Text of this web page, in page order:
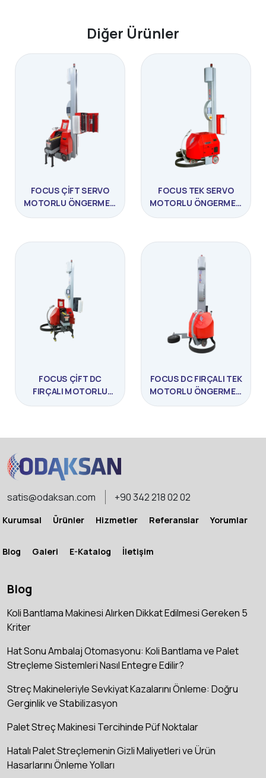
Diğer Ürünler
FOCUS ÇIFT SERVO
MOTORLU ÖNGERMELI
FOCUS TEK SERVO
MOTORLU ÖNGERMELI
FOCUS ÇIFT DC
FIRÇALI MOTORLU
FOCUS DC FIRÇALI TEK
MOTORLU ÖNGERMELI
satis@odaksan.com +90 342 218 02 02
Kurumsal Ürünler Hizmetler Referanslar Yorumlar
Blog Galeri E-Katalog İletişim
Blog
Koli Bantlama Makinesi Alırken Dikkat Edilmesi Gereken 5
Kriter
Hat Sonu Ambalaj Otomasyonu: Koli Bantlama ve Palet
Streçleme Sistemleri Nasıl Entegre Edilir?
Streç Makineleriyle Sevkiyat Kazalarını Önleme: Doğru
Gerginlik ve Stabilizasyon
Palet Streç Makinesi Tercihinde Püf Noktalar
Hatalı Palet Streçlemenin Gizli Maliyetleri ve Ürün
Hasarlarını Önleme Yolları